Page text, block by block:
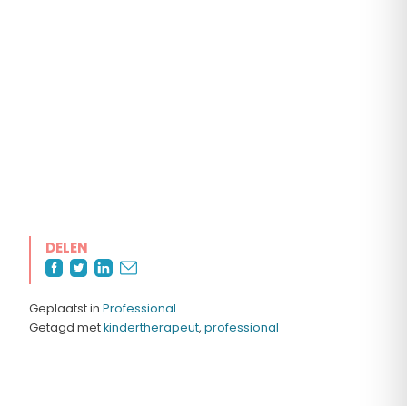
DELEN
Geplaatst in Professional
Getagd metkindertherapeut, professional